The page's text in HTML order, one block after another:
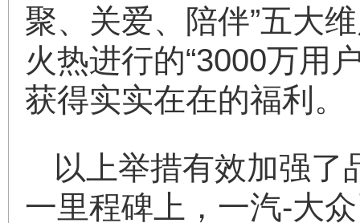
聚、关爱、陪伴”五大
火热进行的“3000万用
获得实实在在的福利。
以上举措有效加强了
一里程碑上，一汽-大